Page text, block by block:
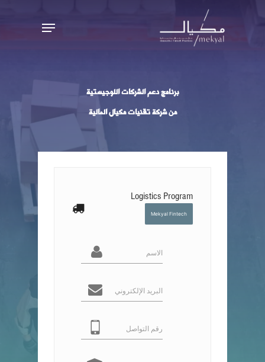
Menu
برنامج دعم الشركات اللوجيستية
من شركة تقنيات مكيال المالية
Logistics Program
Mekyal Fintech
الاسم
البريد الإلكتروني
رقم التواصل